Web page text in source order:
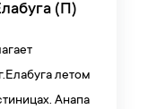
(П)
летом
Анапа